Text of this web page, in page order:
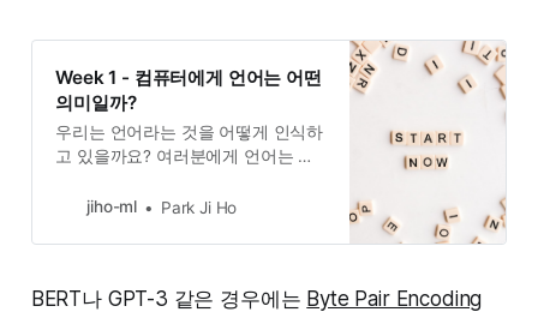
Week 1 - 컴퓨터에게 언어는 어떤
의미일까?
우리는 언어라는 것을 어떻게 인식하
고 있을까요? 여러분에게 언어는 무
jiho-ml
Park Ji Ho
BERT나 GPT-3 같은 경우에는 Byte Pair Encoding